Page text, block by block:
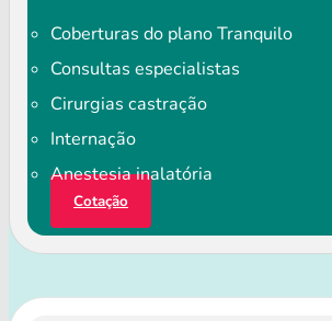
Coberturas do plano Tranquilo
Consultas especialistas
Cirurgias castração
Internação
Anestesia inalatória
Cotação